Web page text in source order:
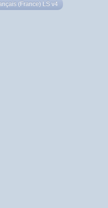
(France) LS v4